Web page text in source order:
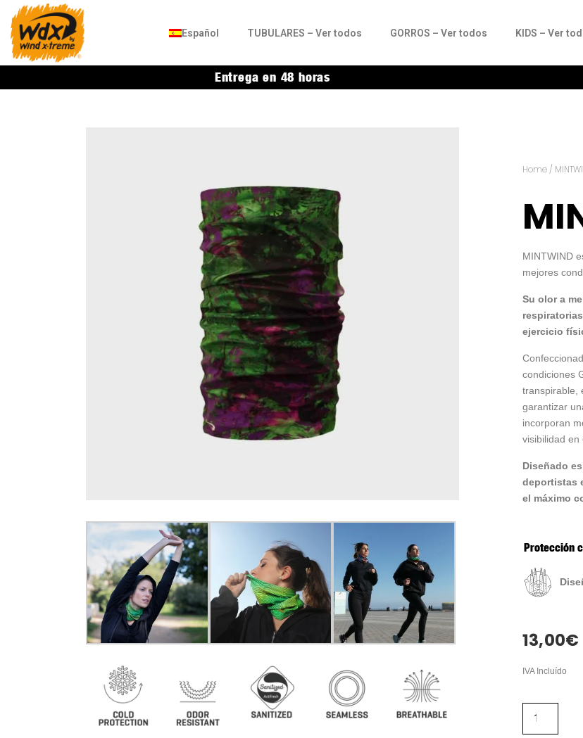
Español TUBULARES – Ver todos GORROS – Ver todos KIDS – Ver
Entrega en 48 horas
Home /
MINTWIND
mejores
Su olor a
ejercicio
condiciones
transpirable,
garantizar
incorporan
visibilidad en
Diseñado
deportistas
el máximo
Protección
13,00€
IVA Incluído